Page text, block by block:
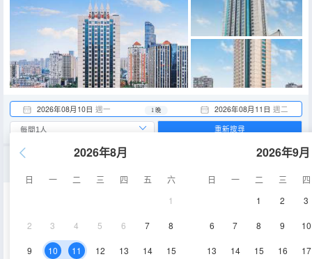
2026年08月10日 週一 2026年08月11日 週二
1 晚
2026年8月
日 一 二 三 四 五
六
1
2 3 4 5 6 7 8
9 10 11 12 13 14 15
2026年9月
日 一 二 三
四
1
2 3
6 7 8 9 10
13 14 15 16 17
重新搜尋
空調